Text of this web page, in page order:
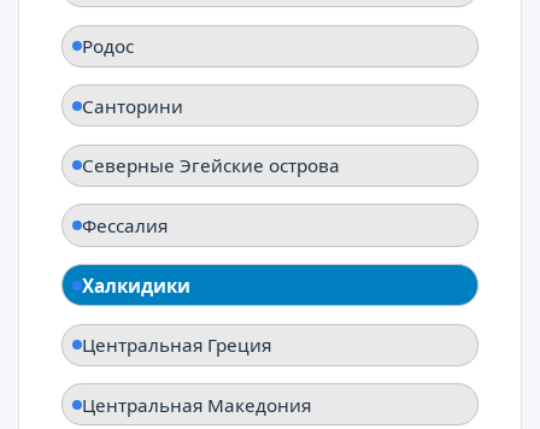
Родос
Санторини
Северные Эгейские острова
Фессалия
Халкидики
Центральная Греция
Центральная Македония